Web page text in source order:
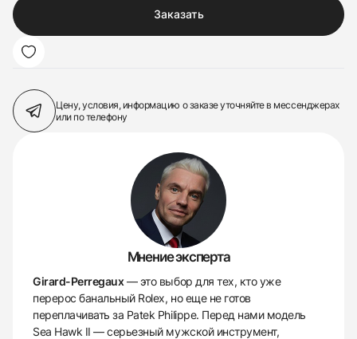
Заказать
Цену, условия, информацию о заказеуточняйте в мессенджерах
или по телефону
Мнение эксперта
Girard-Perregaux— это выбор для тех, кто уже
перерос банальный Rolex, но еще не готов
переплачивать за Patek Philippe. Перед нами модель
Sea Hawk II — серьезный мужской инструмент,